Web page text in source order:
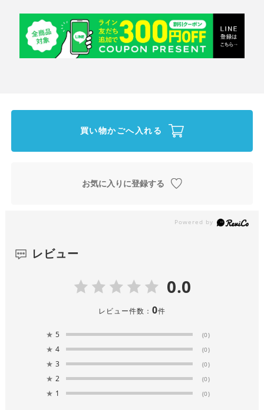
買い物かごへ入れる
お気に入りに登録する
レビュー
0.0
レビュー件数： 0件
★ 5 (0)
★ 4 (0)
★ 3 (0)
★ 2 (0)
★ 1 (0)